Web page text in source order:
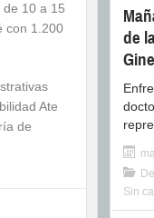
10 a 15
con 1.200
Ate
de
de
Sin